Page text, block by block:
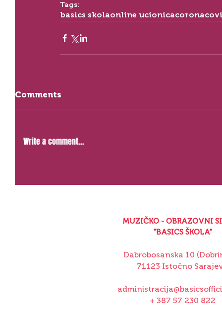
Tags:
basics skolaonline ucionicacorona
Comments
Write a comment...
MUZIČKO - OBRAZOVNI
"BASICS ŠKOLA"
Dabrobosanska 10
71123 Istočno
+ 387 57 230 822